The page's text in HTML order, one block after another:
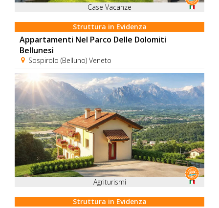
Case Vacanze
Struttura in Evidenza
Appartamenti Nel Parco Delle Dolomiti
Bellunesi
Sospirolo (Belluno) Veneto
Agriturismi
Struttura in Evidenza